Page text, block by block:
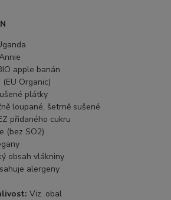
apple banán
(EU Organic)
plátky
loupané, šetrně sušené
přidaného cukru
(bez SO2)
obsah vlákniny
alergeny
Viz. obal